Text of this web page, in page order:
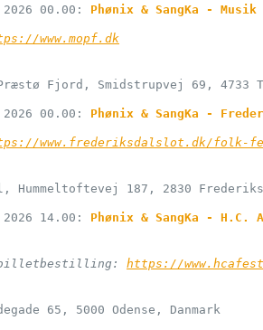
00.00 : Phønix & SangKa -
www.mopf.dk
Fjord, Smidstrupvej 69, 4733
00.00 : Phønix & SangKa -
www.frederiksdalslot.dk/folk-
Hummeltoftevej 187, 2830
14.00 : Phønix & SangKa -
billetbestilling: https://
65, 5000 Odense, Danmark